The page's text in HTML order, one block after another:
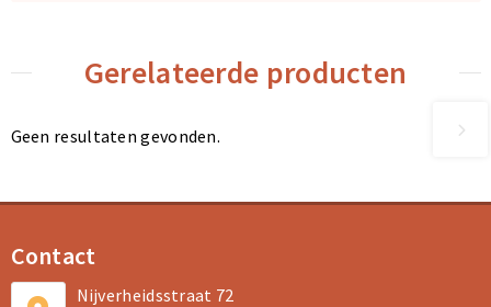
Gerelateerde producten
Geen resultaten gevonden.
Contact
Nijverheidsstraat 72